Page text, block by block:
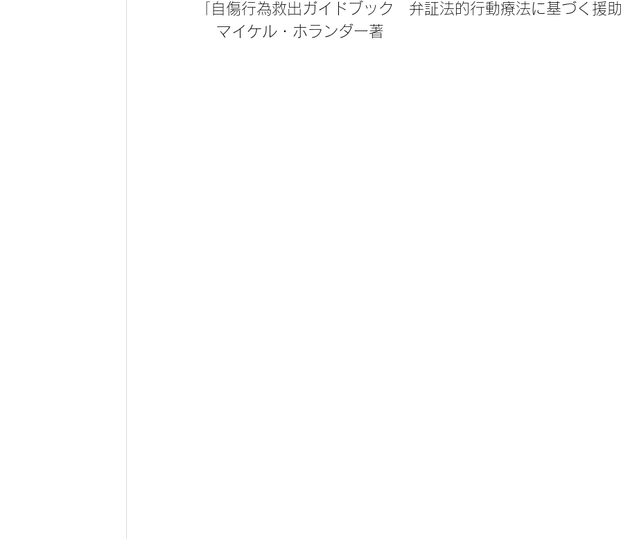
「自傷行為救出ガイドブック　弁証法的行動療法に基づく
マイケル・ホランダー著